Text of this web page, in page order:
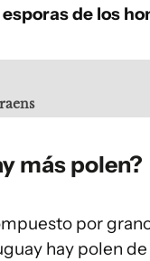
esporas de los
más polen?
por
hay polen de